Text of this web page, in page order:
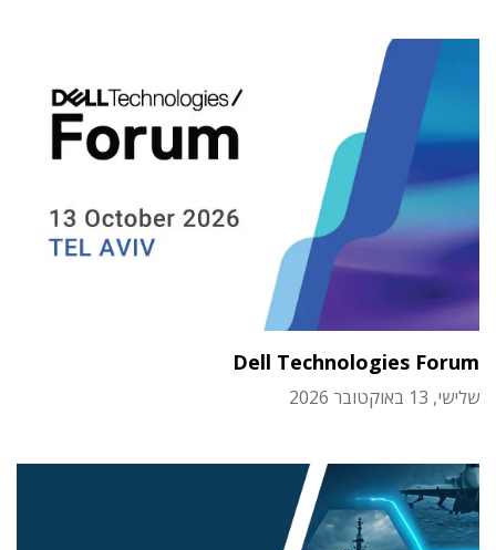
Dell Technologies Forum
שלישי, 13 באוקטובר 2026